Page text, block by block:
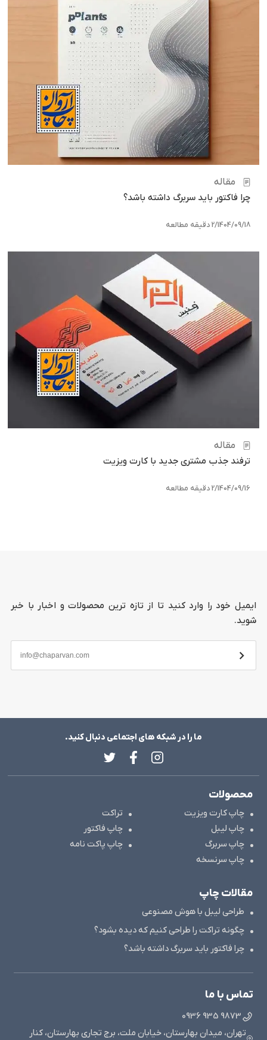
مقاله
چرا فاکتور باید سربرگ داشته باشد؟
1404/09/18
/2 دقیقه مطالعه
مقاله
ترفند جذب مشتری جدید با کارت ویزیت
1404/09/16
/2 دقیقه مطالعه
ایمیل خود را وارد کنید تا از تازه ترین محصولات و اخبار با خبر
شوید.
ما را در شبکه های اجتماعی دنبال کنید.
محصولات
چاپ کارت ویزیت
تراکت
چاپ لیبل
چاپ فاکتور
چاپ سربرگ
چاپ پاکت نامه
چاپ سرنسخه
مقالات چاپ
طراحی لیبل با هوش مصنوعی
چگونه تراکت را طراحی کنیم که دیده بشود؟
چرا فاکتور باید سربرگ داشته باشد؟
تماس با ما
9873 935 0936
تهران، میدان بهارستان، خیابان ملت، برج تجاری بهارستان، کنار